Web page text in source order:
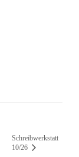
Schreibwerkstatt
10/26